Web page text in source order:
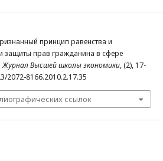
принцип равенства и
защиты прав гражданина в сфере
Журнал Высшей школы экономики, (2), 17-
2072-8166.2010.2.17.35
ссылок